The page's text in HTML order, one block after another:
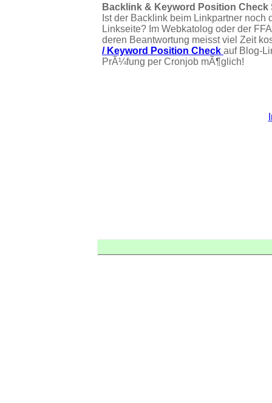
Backlink & Keyword Position
Ist der Backlink beim Linkpartner noch
Linkseite? Im Webkatolog oder der
deren Beantwortung meisst viel Zeit
/ Keyword Position Check auf Blog-
PrÃ¼fung per Cronjob mÃ¶glich!